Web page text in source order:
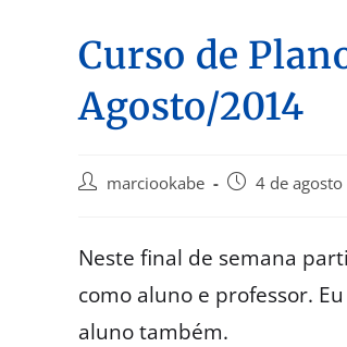
Curso de
Agosto/2014
marciookabe 4 de
Neste final de semana
como aluno e professor.
aluno também.